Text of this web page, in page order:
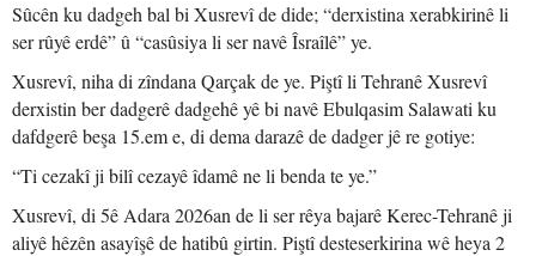
Sûcên ku dadgeh bal bi Xusrevî de dide; “derxistina xerabkirinê li
ser rûyê erdê” û “casûsiya li ser navê Îsraîlê” ye.
Xusrevî, niha di zîndana Qarçak de ye. Piştî li Tehranê Xusrevî
derxistin ber dadgerê dadgehê yê bi navê Ebulqasim Salawati ku
dafdgerê beşa 15.em e, di dema darazê de dadger jê re gotiye:
“Ti cezakî ji bilî cezayê îdamê ne li benda te ye.”
Xusrevî, di 5ê Adara 2026an de li ser rêya bajarê Kerec-Tehranê ji
aliyê hêzên asayîşê de hatibû girtin. Piştî desteserkirina wê heya 2